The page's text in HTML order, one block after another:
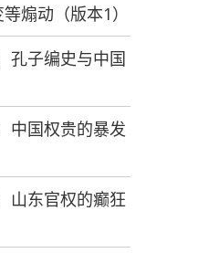
煽动（版本1）
孔子编史与中国
中国权贵的暴发
山东官权的癫狂